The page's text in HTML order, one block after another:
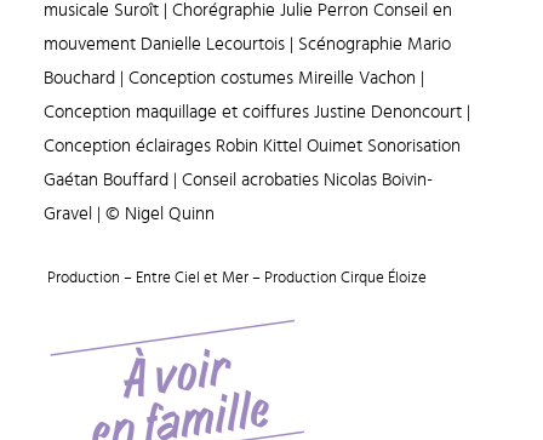
musicale Suroît | Chorégraphie Julie Perron Conseil en
mouvement Danielle Lecourtois | Scénographie Mario
Bouchard | Conception costumes Mireille Vachon |
Conception maquillage et coiffures Justine Denoncourt |
Conception éclairages Robin Kittel Ouimet Sonorisation
Gaétan Bouffard | Conseil acrobaties Nicolas Boivin-
Gravel | © Nigel Quinn
Production – Entre Ciel et Mer – Production Cirque Éloize